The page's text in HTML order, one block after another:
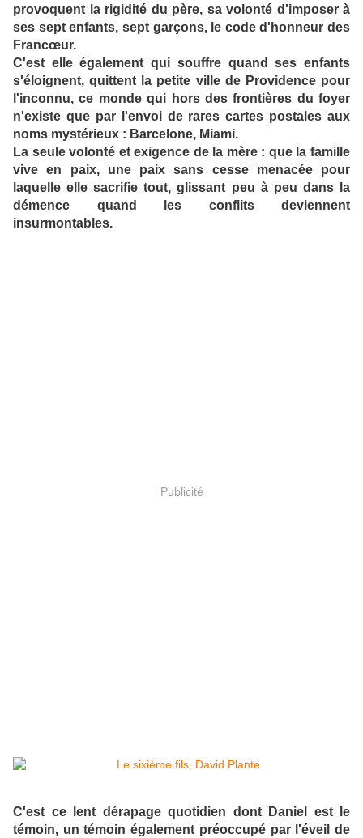
provoquent la rigidité du père, sa volonté d'imposer à
ses sept enfants, sept garçons, le code d'honneur des
Francœur.
C'est elle également qui souffre quand ses enfants
s'éloignent, quittent la petite ville de Providence pour
l'inconnu, ce monde qui hors des frontières du foyer
n'existe que par l'envoi de rares cartes postales aux
noms mystérieux : Barcelone, Miami.
La seule volonté et exigence de la mère : que la famille
vive en paix, une paix sans cesse menacée pour
laquelle elle sacrifie tout, glissant peu à peu dans la
démence quand les conflits deviennent
insurmontables.
Publicité
C'est ce lent dérapage quotidien dont Daniel est le
témoin, un témoin également préoccupé par l'éveil de